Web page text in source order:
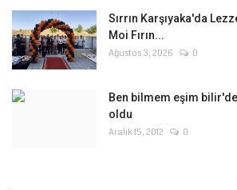
Sırrın Karşıyaka'da
Moi Fırın...
Ağustos 3, 2026 0
Ben bilmem eşim bilir'de
oldu
Aralık 15, 2012 0